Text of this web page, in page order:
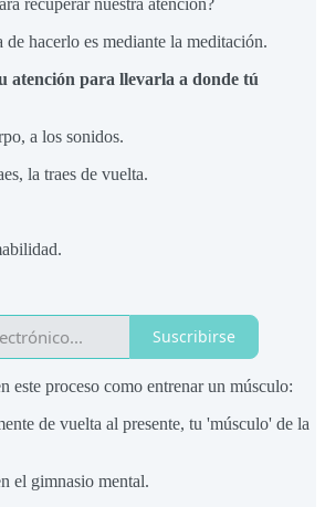
de hacerlo es mediante la meditación.
atención para llevarla a donde tú
a los sonidos.
la traes de vuelta.
Suscribirse
este proceso como entrenar un músculo:
de vuelta al presente, tu 'músculo' de la
el gimnasio mental.